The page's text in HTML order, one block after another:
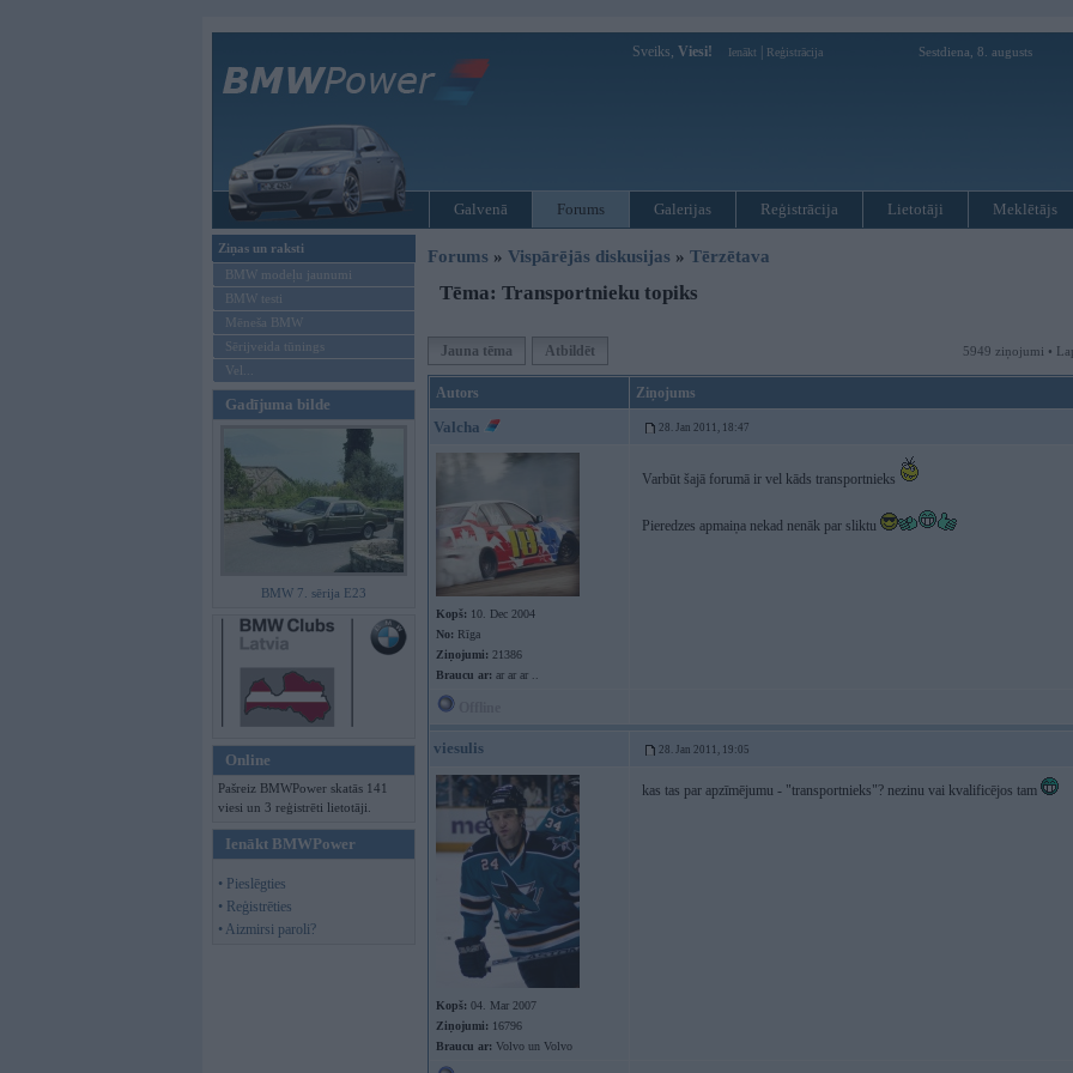
Sveiks, Viesi! Ienākt Reģistrācija Sestdiena, 8. augusts
Galvenā Forums Galerijas Reģistrācija Lietotāji Meklētājs
Ziņas un raksti
BMW modeļu jaunumi
BMW testi
Mēneša BMW
Sērijveida tūnings
Vel...
Gadījuma bilde
BMW 7. sērija E23
Online
Pašreiz BMWPower skatās 141
viesi un 3 reģistrēti lietotāji.
Ienākt BMWPower
• Pieslēgties
• Reģistrēties
• Aizmirsi paroli?
Forums » Vispārējās diskusijas » Tērzētava
Tēma: Transportnieku topiks
Jauna tēma Atbildēt 5949 ziņojumi •
Autors Ziņojums
Valcha 28. Jan 2011, 18:47
Kopš: 10. Dec 2004
No: Rīga
Ziņojumi: 21386
Braucu ar: ar ar ar ..
Varbūt šajā forumā ir vel kāds transportnieks
Pieredzes apmaiņa nekad nenāk par sliktu
viesulis 28. Jan 2011, 19:05
Kopš: 04. Mar 2007
Ziņojumi: 16796
Braucu ar: Volvo un Volvo
kas tas par apzīmējumu - "transportnieks"? nezinu vai kvalificējos tam